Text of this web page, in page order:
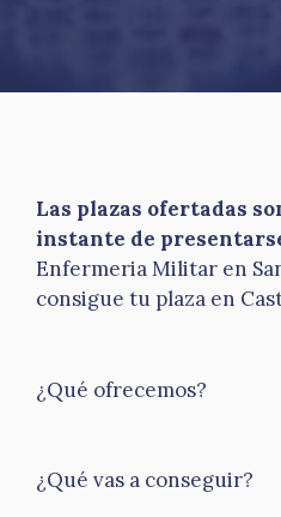
Las plazas ofertadas
instante de
Enfermeria Militar en
consigue tu plaza en
¿Qué ofrecemos?
¿Qué vas a conseguir?